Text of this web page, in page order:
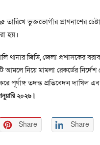
তারিখে ভুক্তভোগীর প্রাণনাশের
হয়।
থানার জিডি, জেলা প্রশাসকের
আমলে নিয়ে মামলা রেকর্ডের
পূর্ণাঙ্গ তদন্ত প্রতিবেদন দাখিল
২০২৬।
Share Share